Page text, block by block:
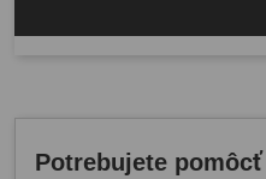
Potrebujete